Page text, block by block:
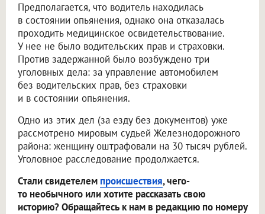
Предполагается, что водитель находилась
в состоянии опьянения, однако она отказалась
проходить медицинское освидетельствование.
У нее не было водительских прав и страховки.
Против задержанной было возбуждено три
уголовных дела: за управление автомобилем
без водительских прав, без страховки
и в состоянии опьянения.
Одно из этих дел (за езду без документов) уже
рассмотрено мировым судьей Железнодорожного
района: женщину оштрафовали на 30 тысяч рублей.
Уголовное расследование продолжается.
Стали свидетелем происшествия, чего-
то необычного или хотите рассказать свою
историю? Обращайтесь к нам в редакцию по номеру